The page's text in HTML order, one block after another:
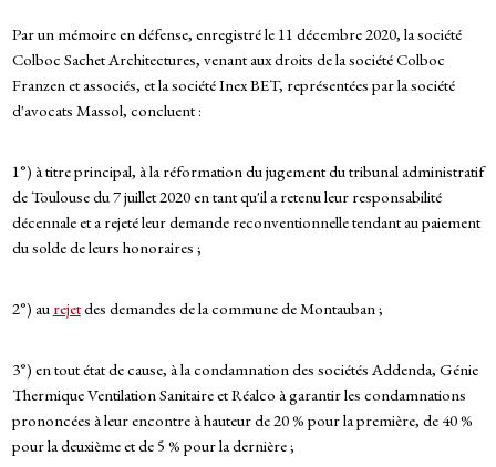
Par un mémoire en défense, enregistré le 11 décembre 2020, la société
Colboc Sachet Architectures, venant aux droits de la société Colboc
Franzen et associés, et la société Inex BET, représentées par la société
d'avocats Massol, concluent :
1°) à titre principal, à la réformation du jugement du tribunal administratif
de Toulouse du 7 juillet 2020 en tant qu'il a retenu leur responsabilité
décennale et a rejeté leur demande reconventionnelle tendant au paiement
du solde de leurs honoraires ;
2°) au rejetdes demandes de la commune de Montauban ;
3°) en tout état de cause, à la condamnation des sociétés Addenda, Génie
Thermique Ventilation Sanitaire et Réalco à garantir les condamnations
prononcées à leur encontre à hauteur de 20 % pour la première, de 40 %
pour la deuxième et de 5 % pour la dernière ;